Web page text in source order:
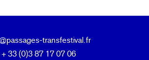
transfestival.fr
+ 33 (0)3 87 17 07 06